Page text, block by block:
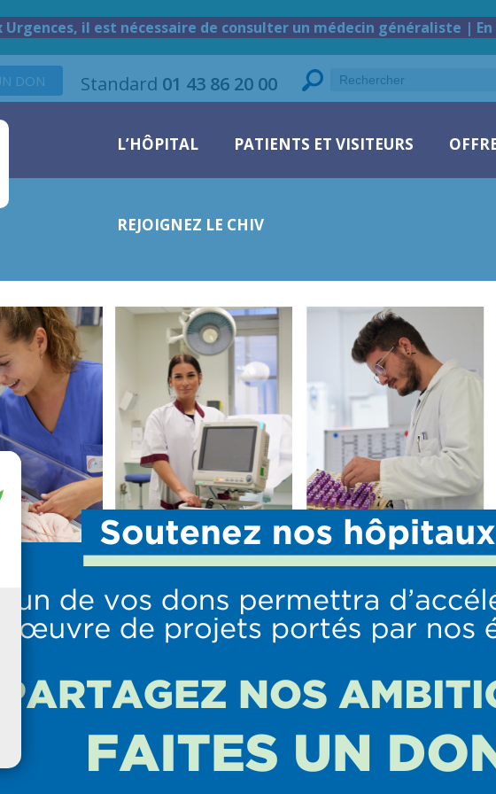
il est nécessaire de consulter un médecin généraliste | En
Standard 01 43 86 20 00
DON
L’HÔPITAL PATIENTS ET VISITEURS
REJOIGNEZ LE CHIV
NAOUEL
Centre de santé de Montgeron
ET VISITEURS
consultation
OFFRE DE SOINS
URGENCES Réanimation
anesthésie
PROFESSIONNELS
Nous rejoindre